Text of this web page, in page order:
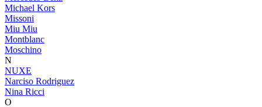
Michael Kors
Missoni
Miu Miu
Montblanc
Moschino
N
NUXE
Narciso Rodriguez
Nina Ricci
O